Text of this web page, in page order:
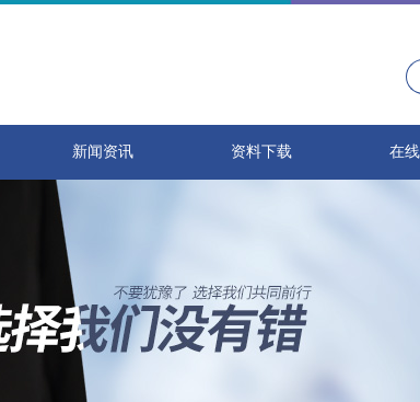
新闻资讯 资料下载 在